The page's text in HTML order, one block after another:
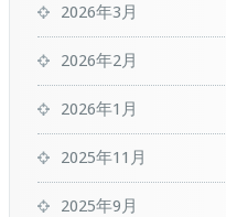
2026年3月
2026年2月
2026年1月
2025年11月
2025年9月